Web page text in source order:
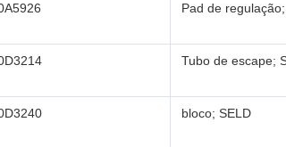
Pad de
Tubo de escape;
bloco; SELD